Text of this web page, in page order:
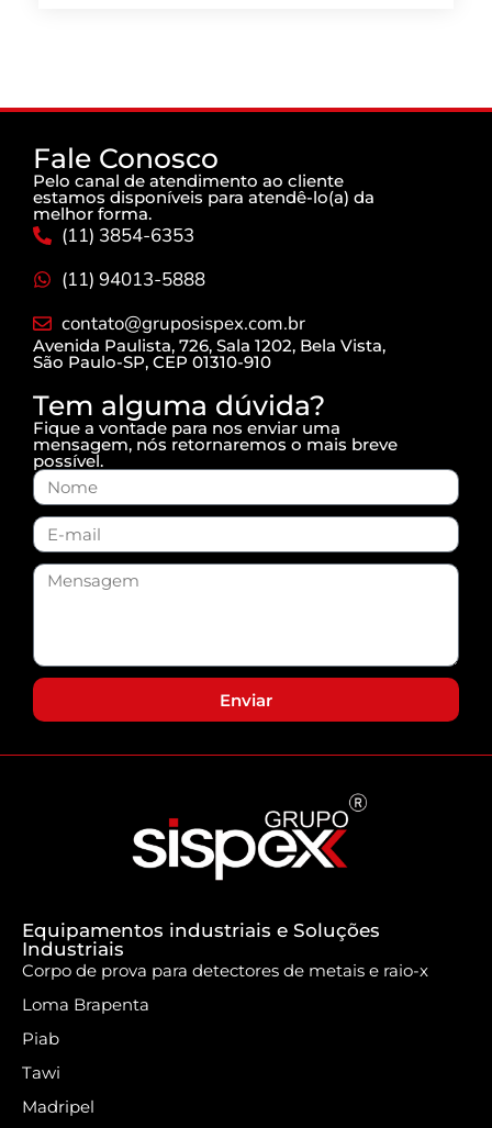
Fale Conosco
Pelo canal de atendimento ao cliente
estamos disponíveis para atendê-lo(a) da
melhor forma.
(11) 3854-6353
(11) 94013-5888
contato@gruposispex.com.br
Avenida Paulista, 726, Sala 1202, Bela Vista,
São Paulo-SP, CEP 01310-910
Tem alguma dúvida?
Fique a vontade para nos enviar uma
mensagem, nós retornaremos o mais breve
possível.
Enviar
Equipamentos industriais e Soluções
Industriais
Corpo de prova para detectores de metais e raio-x
Loma Brapenta
Piab
Tawi
Madripel